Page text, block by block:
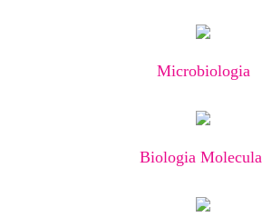
Microbiologia
Biologia